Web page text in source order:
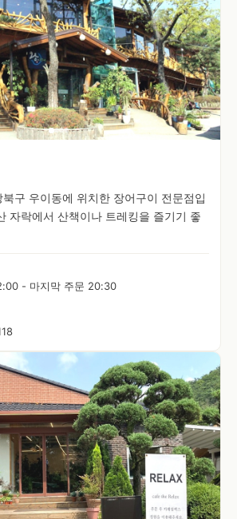
구 우이동에 위치한 장어구이 전문점입
자락에서 산책이나 트레킹을 즐기기 좋
- 마지막 주문 20:30